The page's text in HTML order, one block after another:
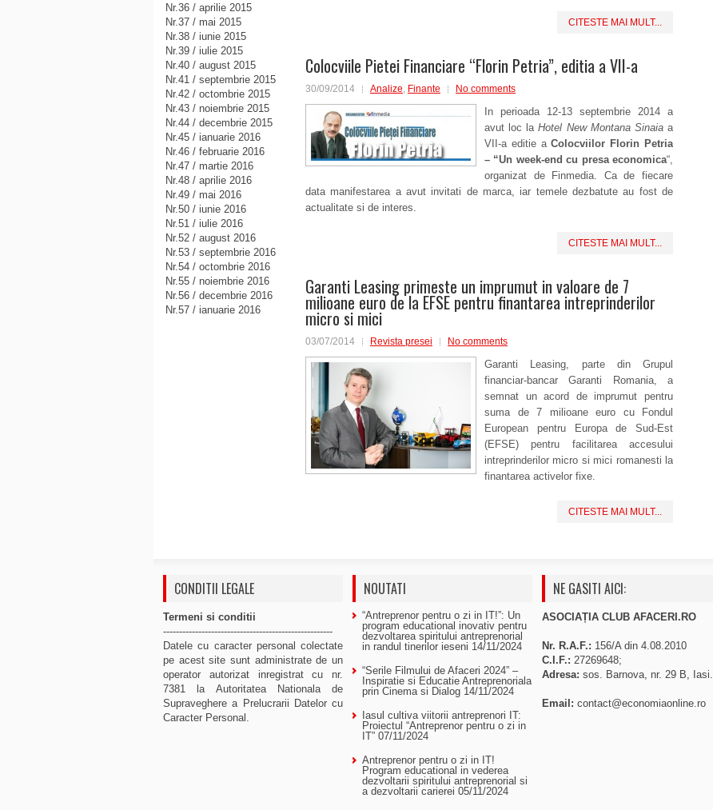
CITESTE MAI MULT...
Colocviile Pietei Financiare “Florin Petria”, editia a VII-a
30/09/2014 Analize, Finante No comments
In perioada 12-13 septembrie 2014 a
avut loc laHotel New Montana Sinaiaa
VII-a editie aColocviilor Florin Petria
– “Un week-end cu presa economica“,
organizat de Finmedia. Ca de fiecare
data manifestarea a avut invitati de marca, iar temele dezbatute au fost de
actualitate si de interes.
CITESTE MAI MULT...
Garanti Leasing primeste un imprumut in valoare de 7
milioane euro de la EFSE pentru finantarea intreprinderilor
micro si mici
03/07/2014 Revista presei No comments
Garanti Leasing, parte din Grupul
financiar-bancar Garanti Romania, a
semnat un acord de imprumut pentru
suma de 7 milioane euro cu Fondul
European pentru Europa de Sud-Est
(EFSE) pentru facilitarea accesului
intreprinderilor micro si mici romanesti la
finantarea activelor fixe.
CITESTE MAI MULT...
Nr.36 / aprilie 2015
Nr.37 / mai 2015
Nr.38 / iunie 2015
Nr.39 / iulie 2015
Nr.40 / august 2015
Nr.41 / septembrie 2015
Nr.42 / octombrie 2015
Nr.43 / noiembrie 2015
Nr.44 / decembrie 2015
Nr.45 / ianuarie 2016
Nr.46 / februarie 2016
Nr.47 / martie 2016
Nr.48 / aprilie 2016
Nr.49 / mai 2016
Nr.50 / iunie 2016
Nr.51 / iulie 2016
Nr.52 / august 2016
Nr.53 / septembrie 2016
Nr.54 / octombrie 2016
Nr.55 / noiembrie 2016
Nr.56 / decembrie 2016
Nr.57 / ianuarie 2016
CONDITII LEGALE
Termeni si conditii
-----------------------------------------------------
Datele cu caracter personal colectate
pe acest site sunt administrate de un
operator autorizat inregistrat cu nr.
7381 la Autoritatea Nationala de
Supraveghere a Prelucrarii Datelor cu
Caracter Personal.
NOUTATI
“Antreprenor pentru o zi in IT!”: Un
program educational inovativ pentru
dezvoltarea spiritului antreprenorial
in randul tinerilor ieseni 14/11/2024
“Serile Filmului de Afaceri 2024” –
Inspiratie si Educatie Antreprenoriala
prin Cinema si Dialog 14/11/2024
Iasul cultiva viitorii antreprenori IT:
Proiectul “Antreprenor pentru o zi in
IT” 07/11/2024
Antreprenor pentru o zi in IT!
Program educational in vederea
dezvoltarii spiritului antreprenorial si
a dezvoltarii carierei 05/11/2024
NE GASITI AICI:
ASOCIAȚIA CLUB AFACERI.RO
Nr. R.A.F.: 156/A din 4.08.2010
C.I.F.: 27269648;
Adresa: sos. Barnova, nr. 29 B, Iasi.
Email: contact@economiaonline.ro